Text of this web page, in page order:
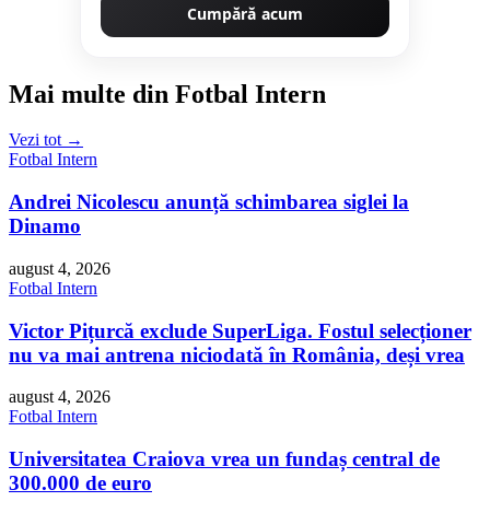
Cumpără acum
Mai multe din Fotbal Intern
Vezi tot →
Fotbal Intern
Andrei Nicolescu anunță schimbarea siglei la
Dinamo
august 4, 2026
Fotbal Intern
Victor Pițurcă exclude SuperLiga. Fostul selecționer
nu va mai antrena niciodată în România, deși vrea
august 4, 2026
Fotbal Intern
Universitatea Craiova vrea un fundaș central de
300.000 de euro